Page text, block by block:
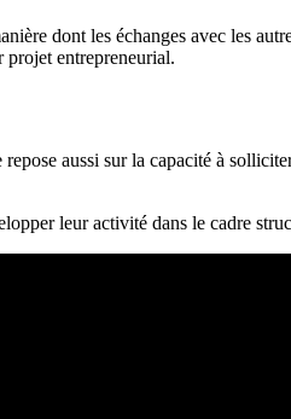
dont les échanges avec les
projet entrepreneurial.
aussi sur la capacité à
leur activité dans le cadre